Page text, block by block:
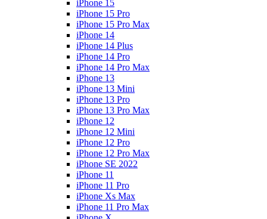
iPhone 15
iPhone 15 Pro
iPhone 15 Pro Max
iPhone 14
iPhone 14 Plus
iPhone 14 Pro
iPhone 14 Pro Max
iPhone 13
iPhone 13 Mini
iPhone 13 Pro
iPhone 13 Pro Max
iPhone 12
iPhone 12 Mini
iPhone 12 Pro
iPhone 12 Pro Max
iPhone SE 2022
iPhone 11
iPhone 11 Pro
iPhone Xs Max
iPhone 11 Pro Max